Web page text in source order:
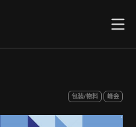
包装/物料 峰会